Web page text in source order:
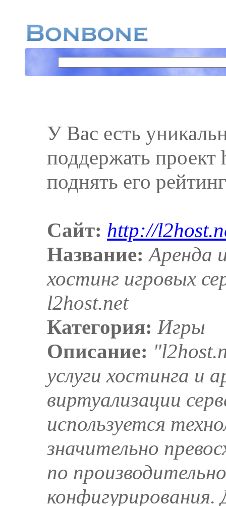
У Вас есть
поддержать
поднять его
Сайт: http://
Название: Аренда
хостинг игровых
l2host.net
Категория: Игры
Описание:
услуги хостинга и
виртуализации
используется
значительно
по